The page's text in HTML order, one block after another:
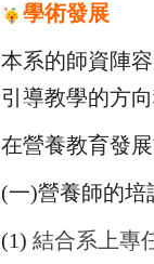
學術發展
本系的師資陣
引導教學的方
在營養教育發展
(一)營養師的培
(1) 結合系上專